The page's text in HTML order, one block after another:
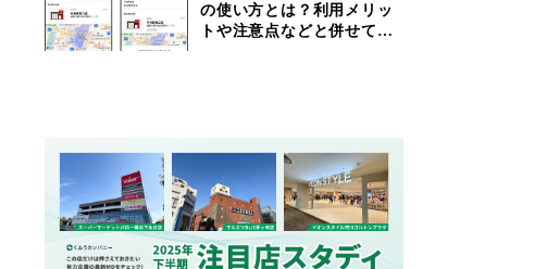
の使い方とは？利用メリッ
トや注意点などと併せて解